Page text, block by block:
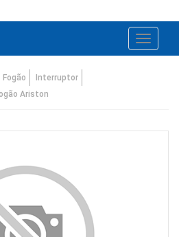
Toggle
Fogão
Interruptor
Ariston